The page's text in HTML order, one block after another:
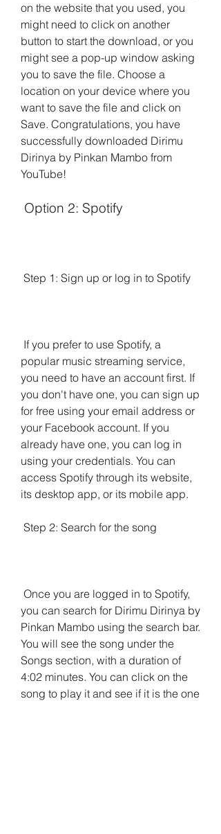
on the website that you used, you
might need to click on another
button to start the download, or you
might see a pop-up window asking
you to save the file. Choose a
location on your device where you
want to save the file and click on
Save. Congratulations, you have
successfully downloaded Dirimu
Dirinya by Pinkan Mambo from
YouTube!
Option 2: Spotify
Step 1: Sign up or log in to Spotify
popular music streaming service,
you need to have an account first. If
you don't have one, you can sign up
for free using your email address or
your Facebook account. If you
already have one, you can log in
using your credentials. You can
access Spotify through its website,
its desktop app, or its mobile app.
Step 2: Search for the song
you can search for Dirimu Dirinya by
Pinkan Mambo using the search bar.
You will see the song under the
Songs section, with a duration of
4:02 minutes. You can click on the
song to play it and see if it is the one